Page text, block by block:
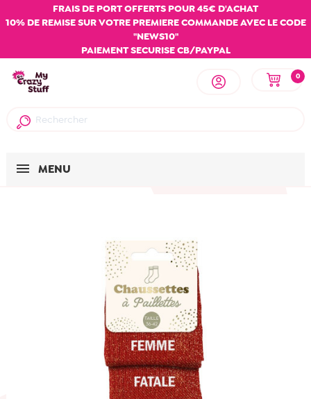
FRAIS DE PORT OFFERTS POUR 45€ D'ACHAT
10% DE REMISE SUR VOTRE PREMIERE COMMANDE AVEC LE CODE
"NEWS10"
PAIEMENT SECURISE CB/PAYPAL
0
MENU